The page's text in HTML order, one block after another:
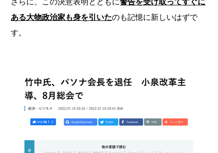
ある大物政治家も身を引いたのも記憶に新しいはずで
す。